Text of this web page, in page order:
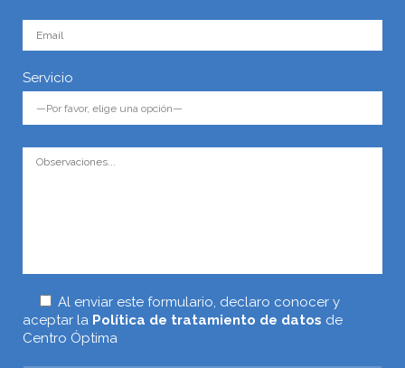
Servicio
Al enviar este formulario, declaro conocer y
aceptar la Política de tratamiento de datos de
Centro Óptima